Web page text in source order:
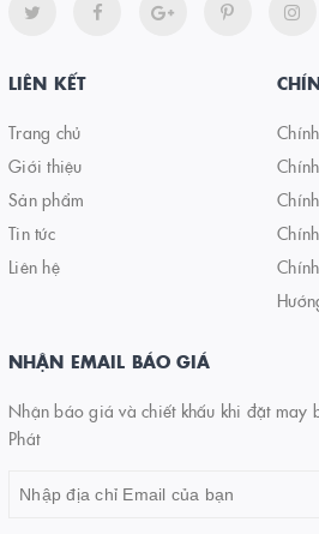
LIÊN KẾT
Trang chủ
Giới thiệu
Sản phẩm
Tin tức
Liên hệ
NHẬN EMAIL BÁO GIÁ
Nhận báo giá và chiết khấu khi đặt may
Phát